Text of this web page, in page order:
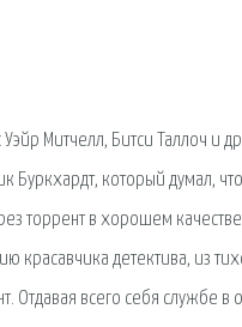
Митчелл, Битси Таллоч и
который думал,
торрент в хорошем
красавчика детектива, из
Отдавая всего себя службе